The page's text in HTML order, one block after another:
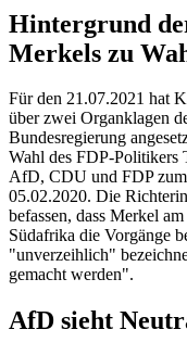
Hintergrund
Merkels zu
Für den 21.07.2021 hat
über zwei Organklagen
Bundesregierung
Wahl des FDP-Politikers
AfD, CDU und FDP
05.02.2020. Die
befassen, dass Merkel
Südafrika die Vorgänge
"unverzeihlich"
gemacht werden".
AfD sieht